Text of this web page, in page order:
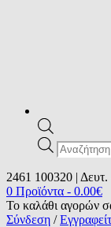
Products
search
2461 100320 |
0 Προϊόντα - 0.00€
Το καλάθι αγορών
Σύνδεση /